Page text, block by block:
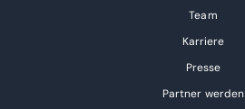
Team
Karriere
Presse
Partner werden